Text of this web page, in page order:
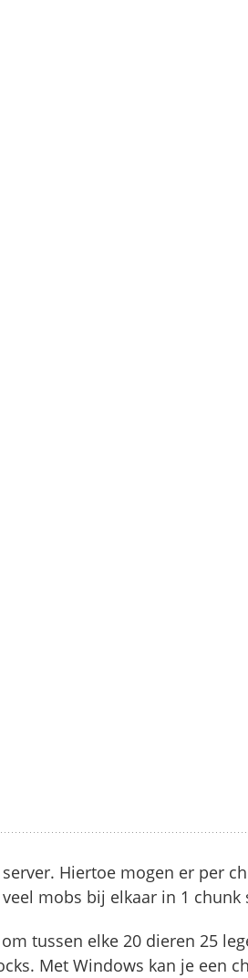
Hiertoe mogen er per
mobs bij elkaar in 1
tussen elke 20 dieren 25
Met Windows kan je een